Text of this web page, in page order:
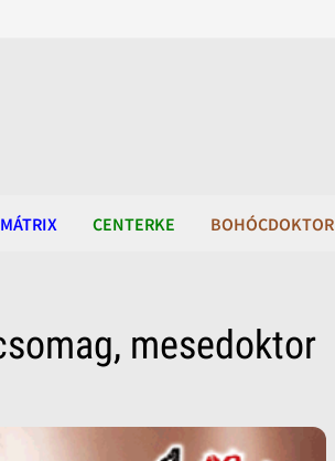
MÁTRIX CENTERKE BOHÓCDOKTOR
mesedoktor